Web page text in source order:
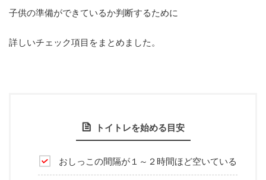
子供の準備ができているか判断するために
詳しいチェック項目をまとめました。
トイトレを始める目安
おしっこの間隔が１～２時間ほど空いている